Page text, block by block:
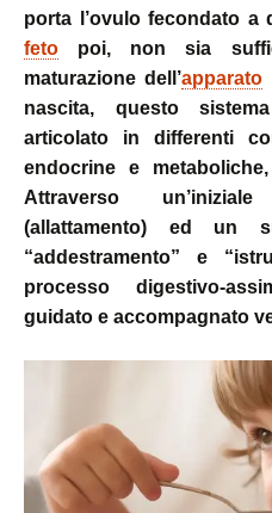
porta l’ovulo fecondato a
feto poi, non sia
maturazione dell’apparato
nascita, questo
articolato in differenti
endocrine e
Attraverso
(allattamento) ed un
“addestramento” e
processo digestivo-
guidato e accompagnato